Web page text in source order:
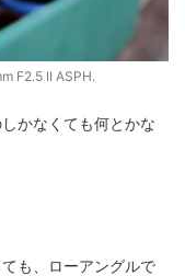
F2.5 II ASPH.
かなくても何とかな
も、ローアングルで